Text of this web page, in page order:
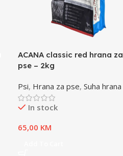
ACANA classic red hrana za
pse – 2kg
Psi, Hrana za pse, Suha hrana
In stock
65,00 KM